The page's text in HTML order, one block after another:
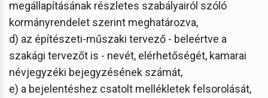
megállapításának részletes szabályairól szóló
kormányrendelet szerint meghatározva,
d) az építészeti-műszaki tervező - beleértve a
szakági tervezőt is - nevét, elérhetőségét, kamarai
névjegyzéki bejegyzésének számát,
e) a bejelentéshez csatolt mellékletek felsorolását,